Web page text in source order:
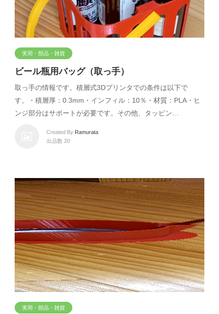
実用・部品・雑貨
ビール瓶用バッグ（取っ手）
取っ手の情報です。積層式3Dプリンタでの条件は以下で
す。・積層厚：0.3mm・インフィル：10％・材質：PLA・ヒ
ンジ部分はサポートが必要です。その他、タッピン…
Created By Ramurata
出品数 20
実用・部品・雑貨